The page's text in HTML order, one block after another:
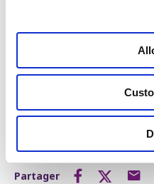
de la Fédération
message envoyé au
laisserons pas casser
aux étudiants, aux
continuera et
Amandine
Partager